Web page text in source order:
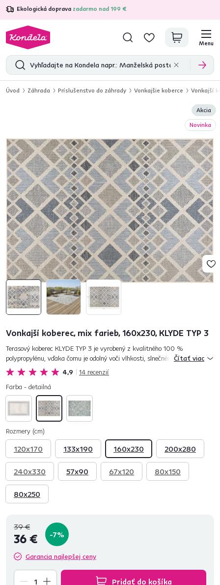
Ekologická doprava zadarmo nad 199 €
4,7 31 285overených produktových recenzií
Menu
Úvod Záhrada Príslušenstvo do záhrady Vonkajšie koberce Vonkajší
Akcia
Novinka
Vonkajší koberec, mix farieb, 160x230, KLYDE TYP 3
4,9 14 recenzií
Terasový koberec KLYDE TYP 3 je vyrobený z kvalitného 100 %
polypropylénu, vďaka čomu je odolný voči vlhkosti, slnečnému žiareniu aj
bežnému opotrebovaniu. Je vhodný na použitie v interiéri aj ext...
Čítať viac
Farba - detailná
Rozmery (cm)
120x170 133x190 160x230 200x280
240x330 57x90 67x120 80x150
80x250
39 €
36 € -7%
Garancia najlepšej ceny
Pridať do košíka